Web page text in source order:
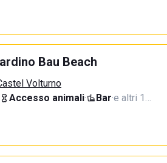
Bau Beach
Volturno
Accesso animali· Bar·e altri 1…